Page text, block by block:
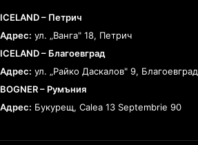
ICELAND – Петрич
Адрес: ул. „Ванга" 18, Петрич
ICELAND – Благоевград
Адрес: ул. „Райко Даскалов" 9, Благоевград
BOGNER – Румъния
Адрес: Букурещ, Calea 13 Septembrie 90